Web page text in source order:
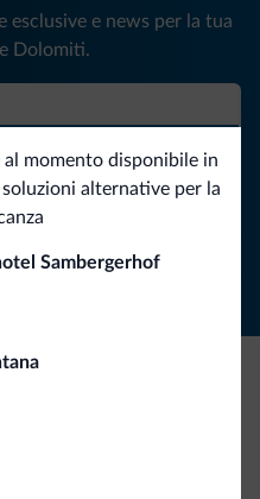
al momento disponibile in
alternative per la
Sambergerhof
esclusive e news per la tua
Dolomiti.
collezione